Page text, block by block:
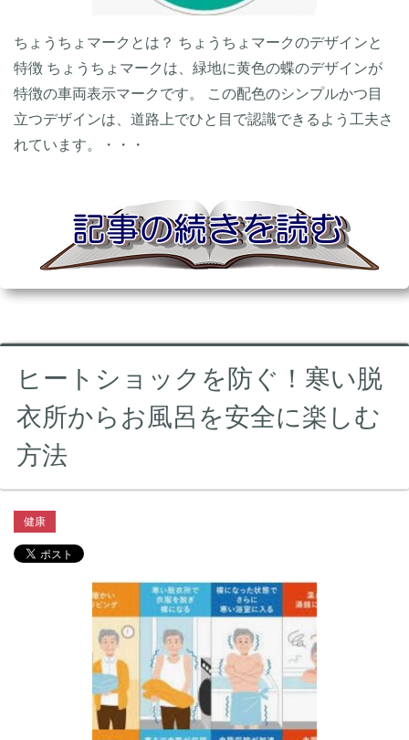
ちょうちょマークとは？ ちょうちょマークのデザインと
特徴 ちょうちょマークは、緑地に黄色の蝶のデザインが
特徴の車両表示マークです。 この配色のシンプルかつ目
立つデザインは、道路上でひと目で認識できるよう工夫さ
れています。・・・
ヒートショックを防ぐ！寒い脱
衣所からお風呂を安全に楽しむ
方法
健康